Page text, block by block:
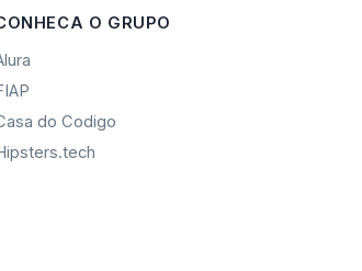
O GRUPO
do Codigo